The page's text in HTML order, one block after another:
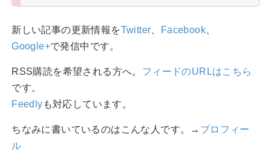
新しい記事の更新情報をTwitter Facebook
Google+で発信中です。
RSS購読を希望される方へ。 フィードのURLはこちら
です。
Feedly も対応しています。
ちなみに書いているのはこんな人です。→ プロフィー
ル